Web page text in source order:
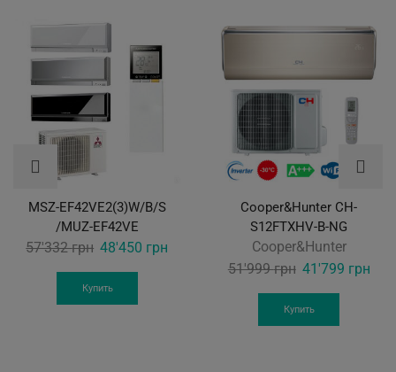
MSZ-EF42VE2(3)W/B/S
/MUZ-EF42VE
57'332грн Original
price
was:
48'450 грн
Купить
Cooper&Hunter CH-
S12FTXHV-B-NG
Cooper&Hunter
51'999грн Original
price
was:
41'799 грн
Купить